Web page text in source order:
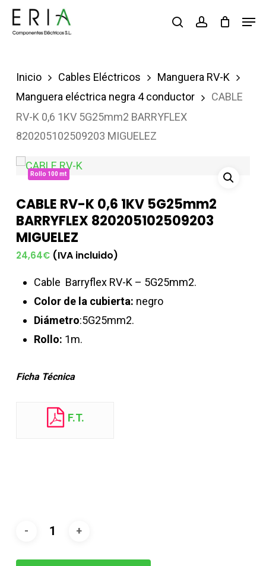
Saltar
buscaraccount
Inicio Cables Eléctricos
Manguera RV-K
Manguera eléctrica negra 4 conductor
CABLE
RV-K 0,6 1KV 5G25mm2 BARRYFLEX
820205102509203 MIGUELEZ
Rollo 100 mt
CABLE RV-K 0,6 1KV 5G25mm2
BARRYFLEX 820205102509203
MIGUELEZ
24,64€ (IVA incluido)
Cable Barryflex RV-K – 5G25mm2.
Color de la cubierta: negro
Diámetro:5G25mm2.
Rollo: 1m.
Ficha Técnica
F.T.